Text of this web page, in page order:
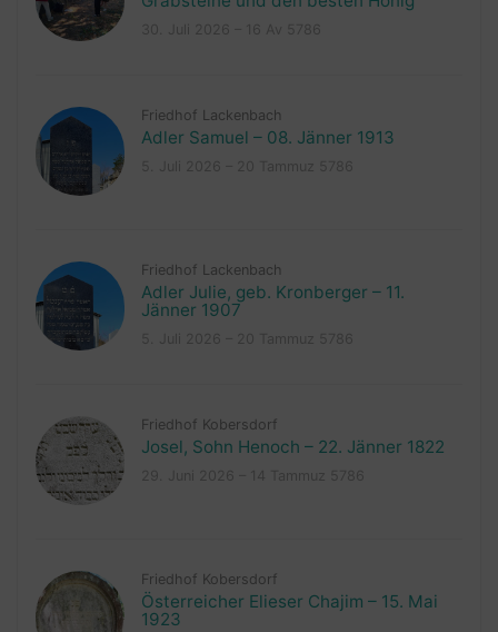
Friedhof Lackenbach
Adler Samuel – 08. Jänner 1913
Friedhof Lackenbach
Adler Julie, geb. Kronberger – 11.
Jänner 1907
Friedhof Kobersdorf
Josel, Sohn Henoch – 22. Jänner 1822
Friedhof Kobersdorf
Österreicher Elieser Chajim – 15. Mai
1923